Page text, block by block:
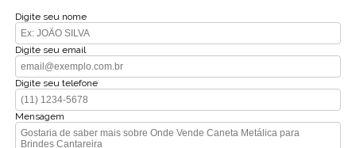
Digite seu nome
Digite seu email
Digite seu telefone
Mensagem